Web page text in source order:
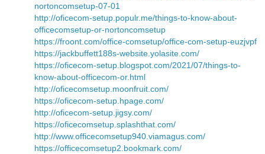
nortoncomsetup-07-01
http://oficecom-setup.populr.me/things-to-know-about-
officecomsetup-or-nortoncomsetup
https://froont.com/office-comsetup/office-com-setup-euzjvpf
https://jackbuffett188s-website.yolasite.com/
https://oficecom-setup.blogspot.com/2021/07/things-to-
know-about-officecom-or.html
http://oficecomsetup.moonfruit.com/
https://oficecom-setup.hpage.com/
http://oficecom-setup.jigsy.com/
https://oficecomsetup.splashthat.com/
http://www.officecomsetup940.viamagus.com/
https://officecomsetup2.bookmark.com/